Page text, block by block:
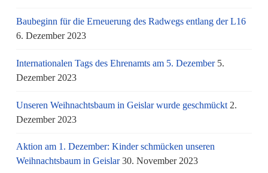
Baubeginn für die Erneuerung des Radwegs entlang der L16
6. Dezember 2023
Internationalen Tags des Ehrenamts am 5. Dezember 5.
Dezember 2023
Unseren Weihnachtsbaum in Geislar wurde geschmückt 2.
Dezember 2023
Aktion am 1. Dezember: Kinder schmücken unseren
Weihnachtsbaum in Geislar 30. November 2023